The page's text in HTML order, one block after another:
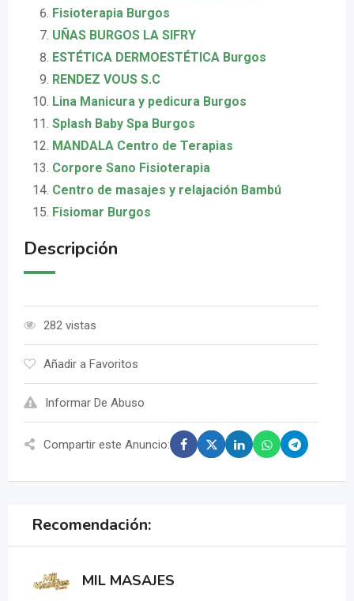
Fisioterapia Burgos
UÑAS BURGOS LA SIFRY
ESTÉTICA DERMOESTÉTICA Burgos
RENDEZ VOUS S.C
Lina Manicura y pedicura Burgos
Splash Baby Spa Burgos
MANDALA Centro de Terapias
Corpore Sano Fisioterapia
Centro de masajes y relajación Bambú
Fisiomar Burgos
Descripción
282 vistas
Añadir a Favoritos
Informar De Abuso
Compartir este Anuncio:
Recomendación:
MIL MASAJES